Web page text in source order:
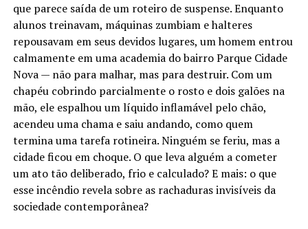
que parece saída de um roteiro de suspense. Enquanto
alunos treinavam, máquinas zumbiam e halteres
repousavam em seus devidos lugares, um homem entrou
calmamente em uma academia do bairro Parque Cidade
Nova — não para malhar, mas para destruir. Com um
chapéu cobrindo parcialmente o rosto e dois galões na
mão, ele espalhou um líquido inflamável pelo chão,
acendeu uma chama e saiu andando, como quem
termina uma tarefa rotineira. Ninguém se feriu, mas a
cidade ficou em choque. O que leva alguém a cometer
um ato tão deliberado, frio e calculado? E mais: o que
esse incêndio revela sobre as rachaduras invisíveis da
sociedade contemporânea?